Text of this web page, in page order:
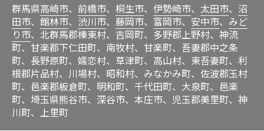
群馬県高崎市、 前橋市、 桐生市、 伊勢崎市、 太田市、 沼
田市、 館林市、 渋川市、 藤岡市、 富岡市、 安中市、 みど
り市、北群馬郡榛東村、吉岡町、多野郡上野村、神流
町、甘楽郡下仁田町、南牧村、甘楽町、吾妻郡中之条
町、長野原町、嬬恋村、草津町、高山村、東吾妻町、利
根郡片品村、川場村、昭和村、みなかみ町、佐波郡玉村
町、邑楽郡板倉町、明和町、千代田町、大泉町、邑楽
町、埼玉県熊谷市、深谷市、本庄市、児玉郡美里町、神
川町、上里町